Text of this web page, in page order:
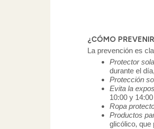
¿CÓMO
La prevención es
Protector
durante el
Protección
Evita la
10:00 y
Ropa
Productos
glicólico, que